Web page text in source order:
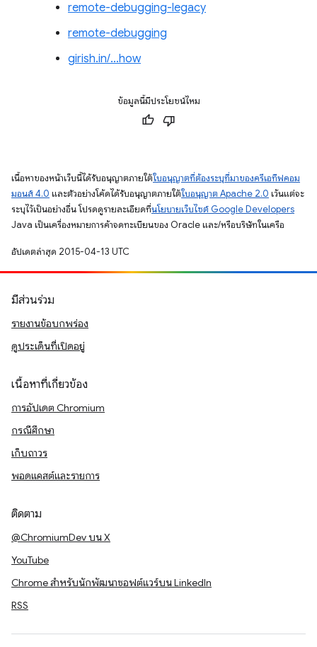
remote-debugging-legacy
remote-debugging
girish.in/…how
ข้อมูลนี้มีประโยชน์ไหม
เนื้อหาของหน้าเว็บนี้ได้รับอนุญาตภายใต้ใบอนุญาตที่ต้องระบุที่มาของครีเอทีฟคอม
มอนส์ 4.0 และตัวอย่างโค้ดได้รับอนุญาตภายใต้ใบอนุญาต Apache 2.0 เว้นแต่จะ
ระบุไว้เป็นอย่างอื่น โปรดดูรายละเอียดที่นโยบายเว็บไซต์ Google Developers
Java เป็นเครื่องหมายการค้าจดทะเบียนของ Oracle และ/หรือบริษัทในเครือ
อัปเดตล่าสุด 2015-04-13 UTC
มีส่วนร่วม
รายงานข้อบกพร่อง
ดูประเด็นที่เปิดอยู่
เนื้อหาที่เกี่ยวข้อง
การอัปเดต Chromium
กรณีศึกษา
เก็บถาวร
พอดแคสต์และรายการ
ติดตาม
@ChromiumDev บน X
YouTube
Chrome สำหรับนักพัฒนาซอฟต์แวร์บน LinkedIn
RSS